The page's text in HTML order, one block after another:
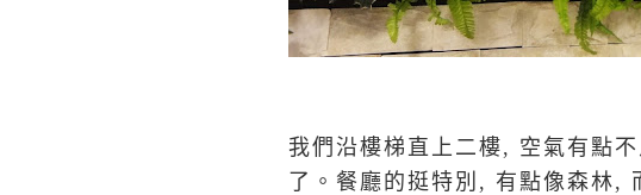
我們沿樓梯直上二樓, 空氣有點
了。餐廳的挺特別, 有點像森林,